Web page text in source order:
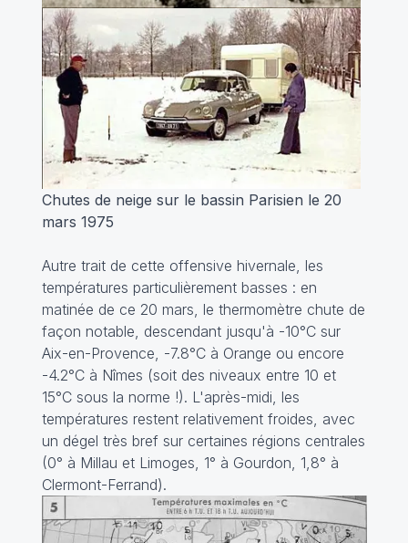
Chutes de neige sur le bassin Parisien le 20
mars 1975
Autre trait de cette offensive hivernale, les
températures particulièrement basses : en
matinée de ce 20 mars, le thermomètre chute de
façon notable, descendant jusqu'à -10°C sur
Aix-en-Provence, -7.8°C à Orange ou encore
-4.2°C à Nîmes (soit des niveaux entre 10 et
15°C sous la norme !). L'après-midi, les
températures restent relativement froides, avec
un dégel très bref sur certaines régions centrales
(0° à Millau et Limoges, 1° à Gourdon, 1,8° à
Clermont-Ferrand).